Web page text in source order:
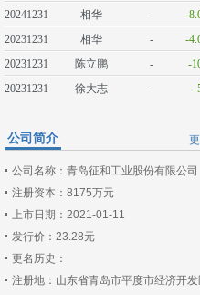
20241231
相华 -
-
20231231
相华 -
-
20231231
陈立鹏 -
-
20231231
徐大志 - -
公司简介
公司名称：青岛征和工业股份有限公司
注册资本：8175万元
上市日期：2021-01-11
发行价：23.28元
更名历史：
注册地：山东省青岛市平度市经济开发